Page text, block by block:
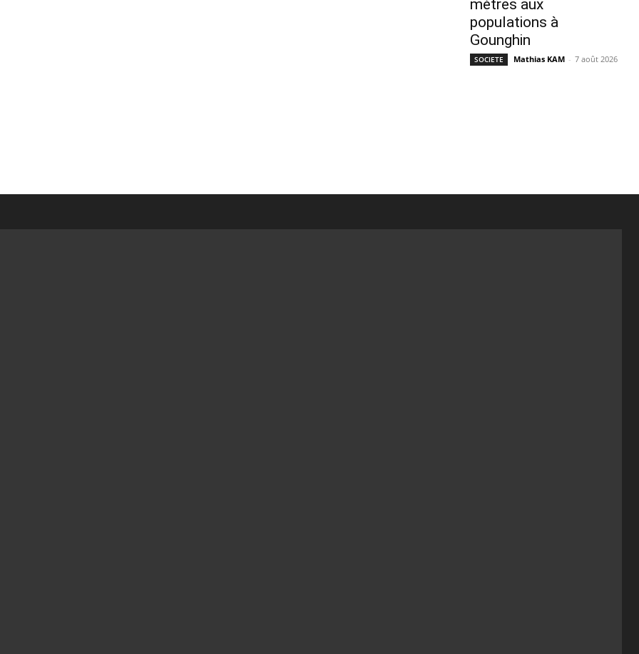
mètres aux
populations à
Gounghin
SOCIETE Mathias KAM - 7 août 2026